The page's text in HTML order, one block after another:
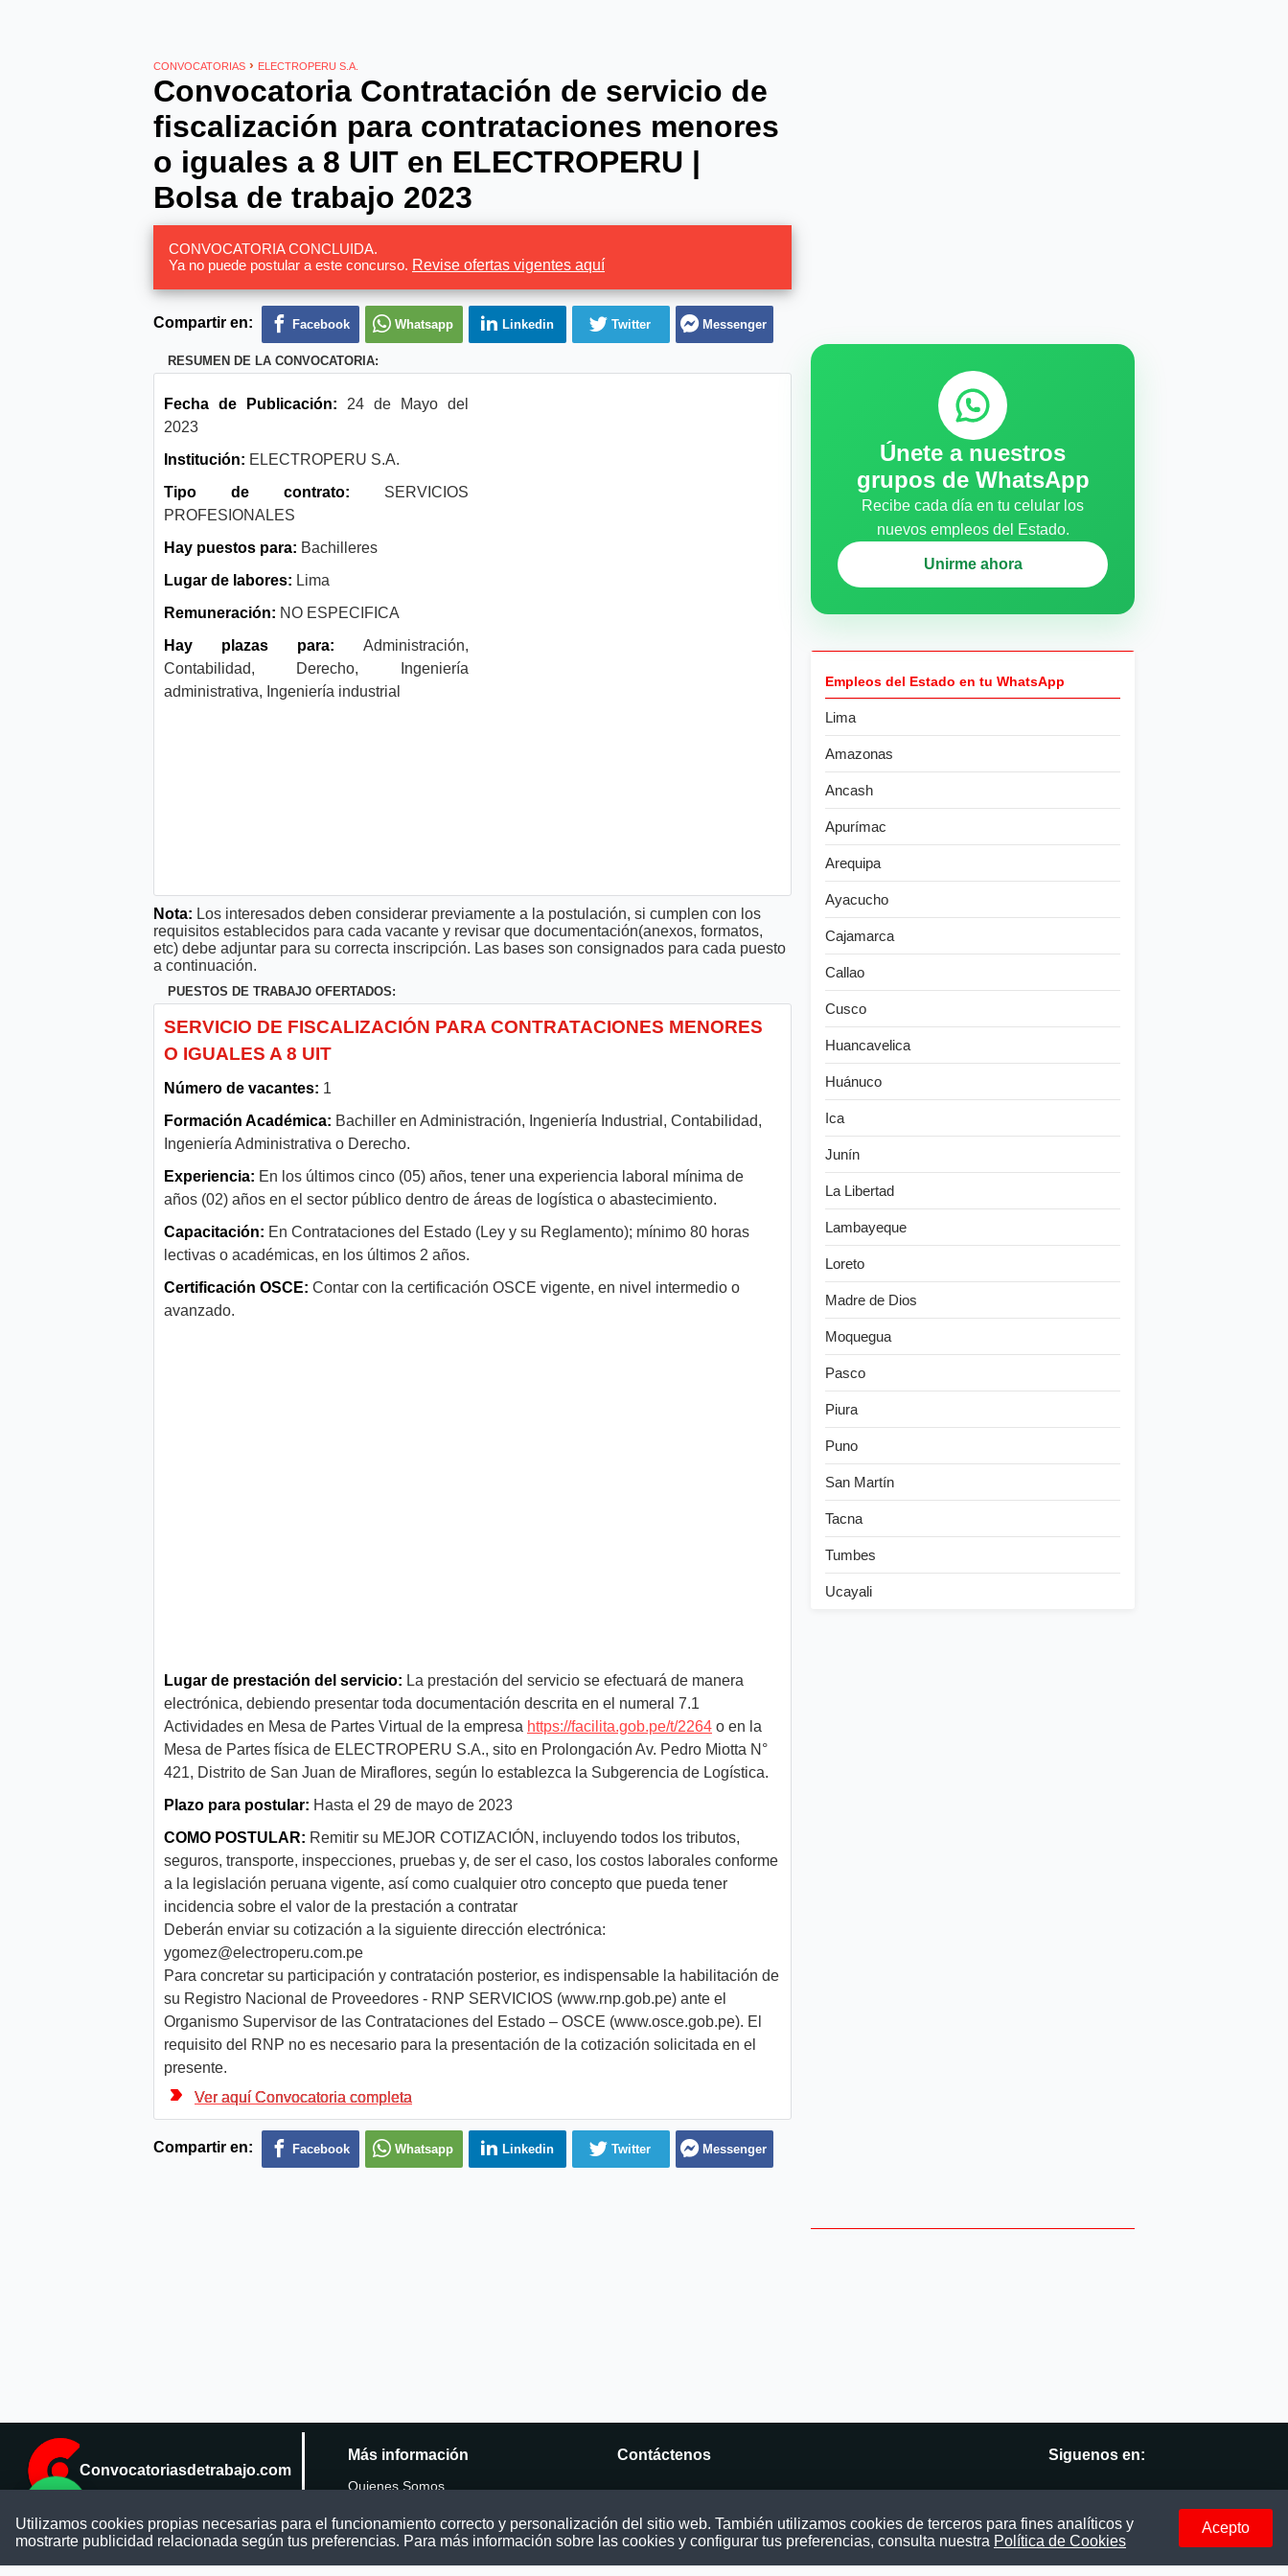
CONVOCATORIAS › ELECTROPERU S.A.
Convocatoria Contratación de servicio de
fiscalización para contrataciones menores
o iguales a 8 UIT en ELECTROPERU |
Bolsa de trabajo 2023
CONVOCATORIA CONCLUIDA.
Ya no puede postular a este concurso. Revise ofertas vigentes aquí
Compartir en: Facebook Whatsapp Linkedin Twitter Messenger
RESUMEN DE LA CONVOCATORIA:
Fecha de Publicación: 24 de Mayo del
2023
Institución: ELECTROPERU S.A.
Tipo de contrato: SERVICIOS
PROFESIONALES
Hay puestos para: Bachilleres
Lugar de labores: Lima
Remuneración: NO ESPECIFICA
Hay plazas para: Administración,
Contabilidad, Derecho, Ingeniería
administrativa, Ingeniería industrial
Nota: Los interesados deben considerar previamente a la postulación, si cumplen con los
requisitos establecidos para cada vacante y revisar que documentación(anexos, formatos,
etc) debe adjuntar para su correcta inscripción. Las bases son consignados para cada puesto
a continuación.
PUESTOS DE TRABAJO OFERTADOS:
SERVICIO DE FISCALIZACIÓN PARA CONTRATACIONES MENORES
O IGUALES A 8 UIT
Número de vacantes: 1
Formación Académica: Bachiller en Administración, Ingeniería Industrial, Contabilidad,
Ingeniería Administrativa o Derecho.
Experiencia: En los últimos cinco (05) años, tener una experiencia laboral mínima de
años (02) años en el sector público dentro de áreas de logística o abastecimiento.
Capacitación: En Contrataciones del Estado (Ley y su Reglamento); mínimo 80 horas
lectivas o académicas, en los últimos 2 años.
Certificación OSCE: Contar con la certificación OSCE vigente, en nivel intermedio o
avanzado.
Lugar de prestación del servicio: La prestación del servicio se efectuará de manera
electrónica, debiendo presentar toda documentación descrita en el numeral 7.1
Actividades en Mesa de Partes Virtual de la empresa https://facilita.gob.pe/t/2264 o en la
Mesa de Partes física de ELECTROPERU S.A., sito en Prolongación Av. Pedro Miotta N°
421, Distrito de San Juan de Miraflores, según lo establezca la Subgerencia de Logística.
Plazo para postular: Hasta el 29 de mayo de 2023
COMO POSTULAR: Remitir su MEJOR COTIZACIÓN, incluyendo todos los tributos,
seguros, transporte, inspecciones, pruebas y, de ser el caso, los costos laborales conforme
a la legislación peruana vigente, así como cualquier otro concepto que pueda tener
incidencia sobre el valor de la prestación a contratar
Deberán enviar su cotización a la siguiente dirección electrónica:
ygomez@electroperu.com.pe
Para concretar su participación y contratación posterior, es indispensable la habilitación de
su Registro Nacional de Proveedores - RNP SERVICIOS (www.rnp.gob.pe) ante el
Organismo Supervisor de las Contrataciones del Estado – OSCE (www.osce.gob.pe). El
requisito del RNP no es necesario para la presentación de la cotización solicitada en el
presente.
Ver aquí Convocatoria completa
Compartir en: Facebook Whatsapp Linkedin Twitter Messenger
Únete a nuestros
grupos de WhatsApp
Recibe cada día en tu celular los
nuevos empleos del Estado.
Unirme ahora
Empleos del Estado en tu WhatsApp
Lima
Amazonas
Ancash
Apurímac
Arequipa
Ayacucho
Cajamarca
Callao
Cusco
Huancavelica
Huánuco
Ica
Junín
La Libertad
Lambayeque
Loreto
Madre de Dios
Moquegua
Pasco
Piura
Puno
San Martín
Tacna
Tumbes
Ucayali
Convocatoriasdetrabajo.com
ConvocatoriasDeTrabajo.com es una
plataforma informativa sobre los empleos
Más información
Quienes Somos
Publicar convocatoria
Blog
Contáctenos
contacto@convocatoriasdetrabajo.com
Siguenos en:
Instagram
Utilizamos cookies propias necesarias para el funcionamiento correcto y personalización del sitio web. También utilizamos cookies de terceros para fines analíticos y
mostrarte publicidad relacionada según tus preferencias. Para más información sobre las cookies y configurar tus preferencias, consulta nuestra Política de Cookies
Acepto